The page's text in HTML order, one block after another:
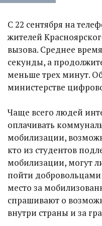
С 22 сентября на
жителей
вызова. Среднее
секунды, а
меньше трех минут.
министерстве
Чаще всего людей
оплачивать
мобилизации,
кто из студентов
мобилизации, могут
пойти добровольцами
место за
спрашивают о
внутри страны и за